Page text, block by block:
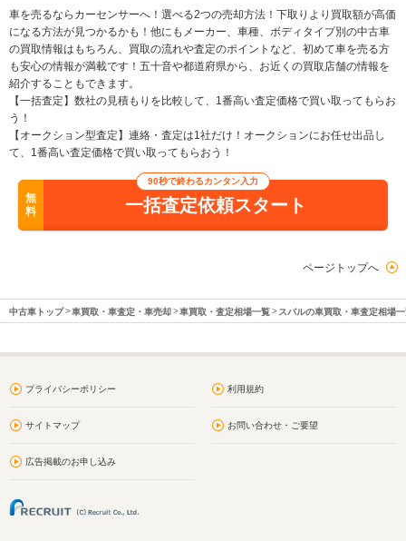
車を売るならカーセンサーへ！選べる2つの売却方法！下取りより買取額が高価
になる方法が見つかるかも！他にもメーカー、車種、ボディタイプ別の中古車
の買取情報はもちろん、買取の流れや査定のポイントなど、初めて車を売る方
も安心の情報が満載です！五十音や都道府県から、お近くの買取店舗の情報を
紹介することもできます。
【一括査定】数社の見積もりを比較して、1番高い査定価格で買い取ってもらお
う！
【オークション型査定】連絡・査定は1社だけ！オークションにお任せ出品し
て、1番高い査定価格で買い取ってもらおう！
無
料
90秒で終わるカンタン入力
一括査定依頼スタート
ページトップへ
中古車トップ 車買取・車査定・車売却 車買取・査定相場一覧 スバルの車買取・車査定相場
プライバシーポリシー 利用規約
サイトマップ お問い合わせ・ご要望
広告掲載のお申し込み